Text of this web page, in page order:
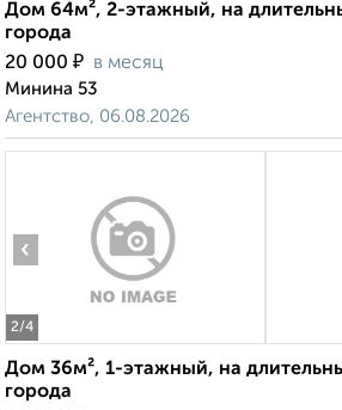
Дом 64м², 2-этажный, на
города
20 000 ₽ в месяц
Минина 53
Агентство, 06.08.2026
2/4
‹
Дом 36м², 1-этажный, на
города